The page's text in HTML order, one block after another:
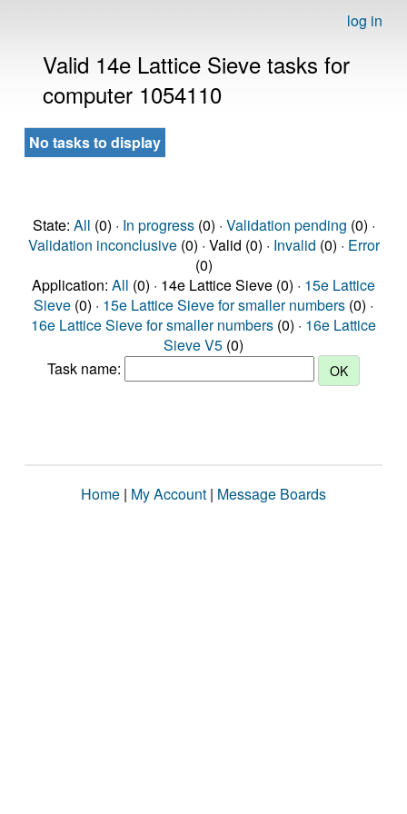
log in
Valid 14e Lattice Sieve tasks for
computer 1054110
No tasks to display
State: All (0) · In progress(0) · Validation pending (0) ·
Validation inconclusive(0) · Valid (0) · Invalid (0) · Error
(0)
Application: All (0) · 14e Lattice Sieve (0) · 15e Lattice
Sieve (0) · 15e Lattice Sieve for smaller numbers (0) ·
16e Lattice Sieve for smaller numbers (0) · 16e Lattice
Sieve V5 (0)
Task name:
Home | My Account | Message Boards